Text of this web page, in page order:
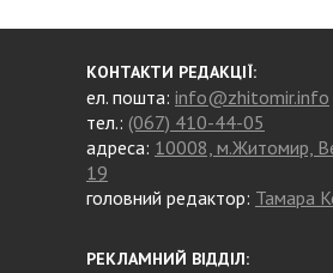
КОНТАКТИ РЕДАКЦІЇ:
ел. пошта: info@zhitomir.info
тел.: (067) 410-44-05
адреса: 10008, м.Житомир,
19
головний редактор: Тамара
РЕКЛАМНИЙ ВІДДІЛ: